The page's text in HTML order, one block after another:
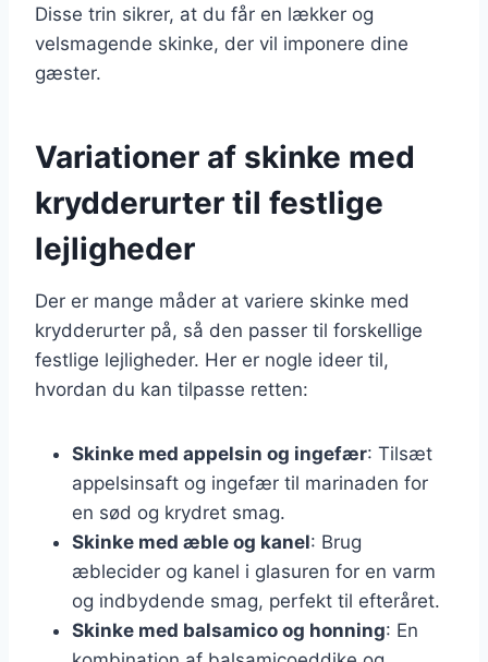
Disse trin sikrer, at du får en lækker og
velsmagende skinke, der vil imponere dine
gæster.
Variationer af skinke med
krydderurter til festlige
lejligheder
Der er mange måder at variere skinke med
krydderurter på, så den passer til forskellige
festlige lejligheder. Her er nogle ideer til,
hvordan du kan tilpasse retten:
Skinke med appelsin og ingefær: Tilsæt
appelsinsaft og ingefær til marinaden for
en sød og krydret smag.
Skinke med æble og kanel: Brug
æblecider og kanel i glasuren for en varm
og indbydende smag, perfekt til efteråret.
Skinke med balsamico og honning: En